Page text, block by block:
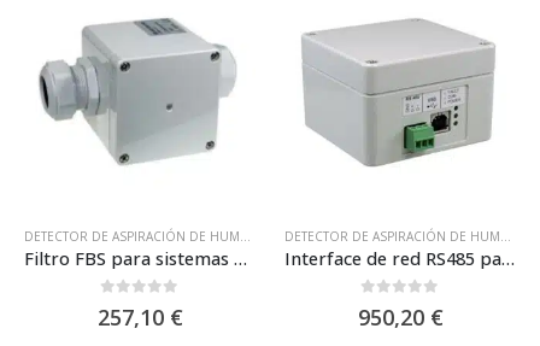
DETECTOR DE ASPIRACIÓN DE HUMOS FILTROS Y ACCESORIOS,NSC, SISTEMAS DE
Filtro FBS para sistemas de detección por aspiración / NSC SP05280-00
257,10 €
DETECTOR DE ASPIRACIÓN DE HUMOS
Interface de red RS485 para detectores de aspiración ASD / NSC SP05286-00
950,20 €